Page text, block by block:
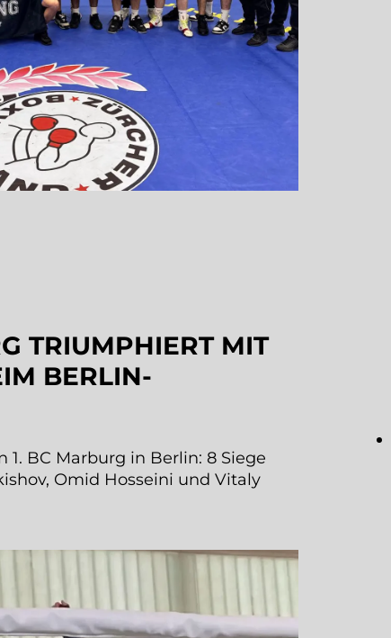
TRIUMPHIERT MIT
BERLIN-
1. BC Marburg in Berlin: 8 Siege
Omid Hosseini und Vitaly